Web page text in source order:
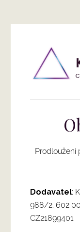
Prodloužení
Dodavatel:
988/2, 602 00
CZ21899401